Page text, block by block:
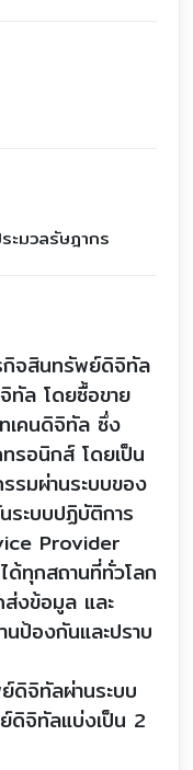
ะมวลรัษฎากร
กิจสินทรัพย์ดิจิทัล
ทัล โดยซื้อขาย
เคนดิจิทัล ซึ่ง
รอนิกส์ โดยเป็น
รมผ่านระบบของ
ระบบปฏิบัติการ
Provider
ด้ทุกสถานที่ทั่วโลก
งข้อมูล และ
ป้องกันและปราบ
ดิจิทัลผ่านระบบ
ดิจิทัลแบ่งเป็น 2